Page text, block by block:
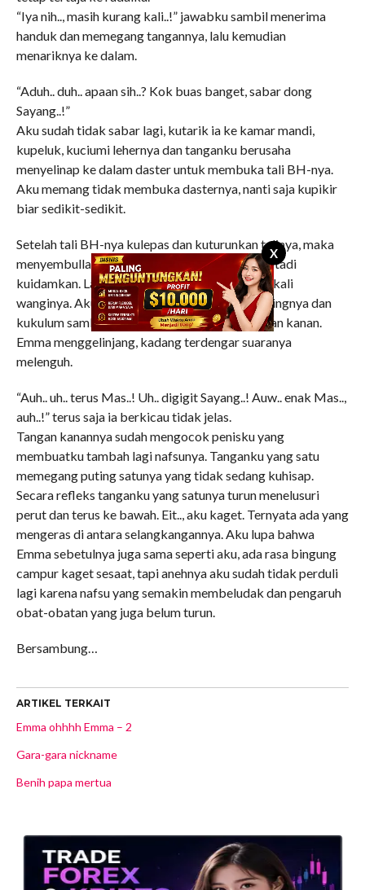
X
“Iya nih.., masih kurang kali..!” jawabku sambil menerima
handuk dan memegang tangannya, lalu kemudian
menariknya ke dalam.
“Aduh.. duh.. apaan sih..? Kok buas banget, sabar dong
Sayang..!”
Aku sudah tidak sabar lagi, kutarik ia ke kamar mandi,
kupeluk, kuciumi lehernya dan tanganku berusaha
menyelinap ke dalam daster untuk membuka tali BH-nya.
Aku memang tidak membuka dasternya, nanti saja kupikir
biar sedikit-sedikit.
Setelah tali BH-nya kulepas dan kuturunkan talinya, maka
menyembullah dua buah bukit yang sudah dari tadi
kuidamkan. Langsung kulumat.., wuh nikmat sekali
wanginya. Aku semakin terangsang, kujilat putingnya dan
kukulum sambil kugigit kecil bergantian kiri dan kanan.
Emma menggelinjang, kadang terdengar suaranya
melenguh.
“Auh.. uh.. terus Mas..! Uh.. digigit Sayang..! Auw.. enak Mas..,
auh..!” terus saja ia berkicau tidak jelas.
Tangan kanannya sudah mengocok penisku yang
membuatku tambah lagi nafsunya. Tanganku yang satu
memegang puting satunya yang tidak sedang kuhisap.
Secara refleks tanganku yang satunya turun menelusuri
perut dan terus ke bawah. Eit.., aku kaget. Ternyata ada yang
mengeras di antara selangkangannya. Aku lupa bahwa
Emma sebetulnya juga sama seperti aku, ada rasa bingung
campur kaget sesaat, tapi anehnya aku sudah tidak perduli
lagi karena nafsu yang semakin membeludak dan pengaruh
obat-obatan yang juga belum turun.
Bersambung…
ARTIKEL TERKAIT
Emma ohhhh Emma – 2
Gara-gara nickname
Benih papa mertua